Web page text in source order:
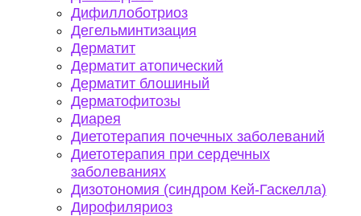
Дифиллоботриоз
Дегельминтизация
Дерматит
Дерматит атопический
Дерматит блошиный
Дерматофитозы
Диарея
Диетотерапия почечных заболеваний
Диетотерапия при сердечных
заболеваниях
Дизотономия (синдром Кей-Гаскелла)
Дирофиляриоз